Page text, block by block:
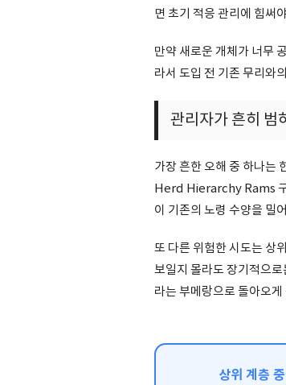
면 초기 적응 관리에 힘써
만약 새로운 개체가 너무
라서 도입 전 기존 무리와
관리자가 흔히 범
가장 흔한 오해 중 하나는
Herd Hierarchy Rams 구
이 기존의 노령 수양을 밀
또 다른 위험한 시도는 상
보일지 몰라도 장기적으
라는 부메랑으로 돌아오게
상위 계층